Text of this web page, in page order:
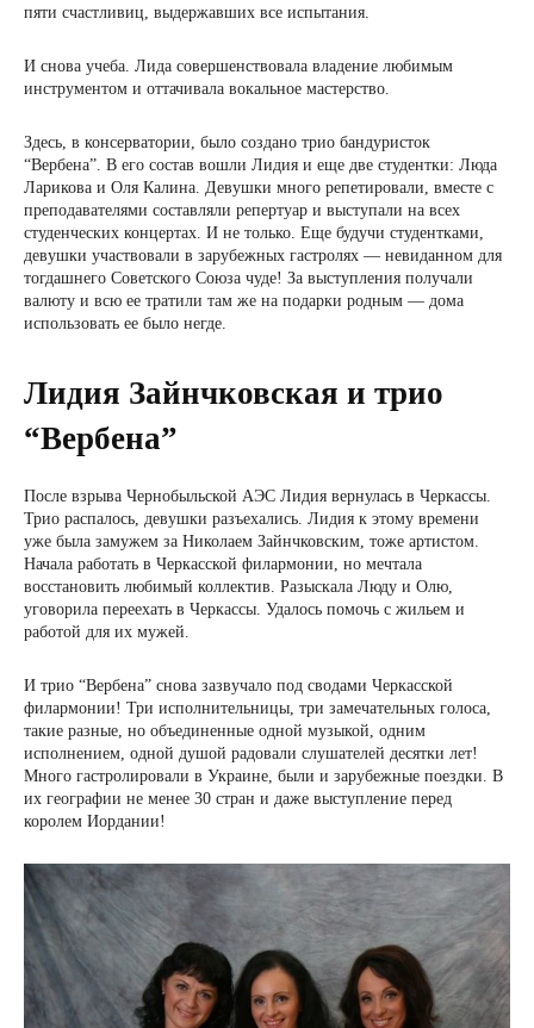
пяти счастливиц, выдержавших все испытания.
И снова учеба. Лида совершенствовала владение любимым
инструментом и оттачивала вокальное мастерство.
Здесь, в консерватории, было создано трио бандуристок
“Вербена”. В его состав вошли Лидия и еще две студентки: Люда
Ларикова и Оля Калина. Девушки много репетировали, вместе с
преподавателями составляли репертуар и выступали на всех
студенческих концертах. И не только. Еще будучи студентками,
девушки участвовали в зарубежных гастролях — невиданном для
тогдашнего Советского Союза чуде! За выступления получали
валюту и всю ее тратили там же на подарки родным — дома
использовать ее было негде.
Лидия Зайнчковская и трио
“Вербена”
После взрыва Чернобыльской АЭС Лидия вернулась в Черкассы.
Трио распалось, девушки разъехались. Лидия к этому времени
уже была замужем за Николаем Зайнчковским, тоже артистом.
Начала работать в Черкасской филармонии, но мечтала
восстановить любимый коллектив. Разыскала Люду и Олю,
уговорила переехать в Черкассы. Удалось помочь с жильем и
работой для их мужей.
И трио “Вербена” снова зазвучало под сводами Черкасской
филармонии! Три исполнительницы, три замечательных голоса,
такие разные, но объединенные одной музыкой, одним
исполнением, одной душой радовали слушателей десятки лет!
Много гастролировали в Украине, были и зарубежные поездки. В
их географии не менее 30 стран и даже выступление перед
королем Иордании!